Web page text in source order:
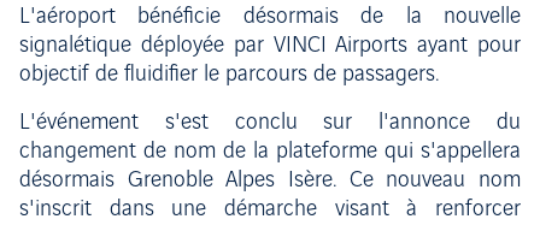
L'aéroport bénéficie désormais de la nouvelle
signalétique déployée par VINCI Airports ayant pour
objectif de fluidifier le parcours de passagers.
L'événement s'est conclu sur l'annonce du
changement de nom de la plateforme qui s'appellera
désormais Grenoble Alpes Isère. Ce nouveau nom
s'inscrit dans une démarche visant à renforcer